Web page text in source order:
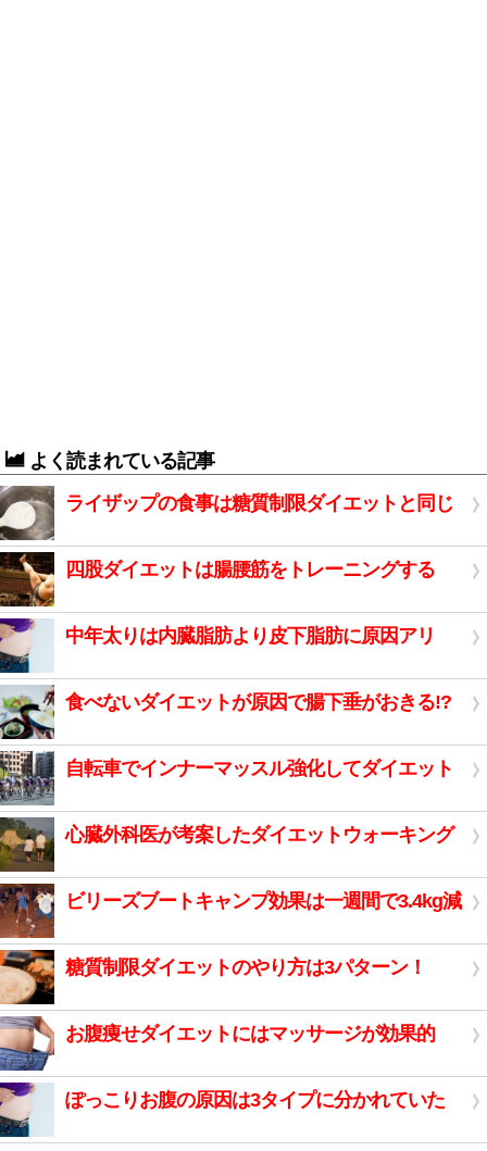
よく読まれている記事
ライザップの食事は糖質制限ダイエットと同じ
四股ダイエットは腸腰筋をトレーニングする
中年太りは内臓脂肪より皮下脂肪に原因アリ
食べないダイエットが原因で腸下垂がおきる!?
自転車でインナーマッスル強化してダイエット
心臓外科医が考案したダイエットウォーキング
ビリーズブートキャンプ効果は一週間で3.4kg減
糖質制限ダイエットのやり方は3パターン！
お腹痩せダイエットにはマッサージが効果的
ぽっこりお腹の原因は3タイプに分かれていた